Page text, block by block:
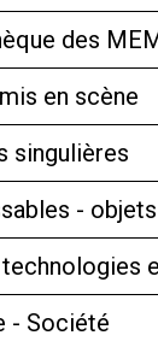
des
en scène
singulières
-
- Société